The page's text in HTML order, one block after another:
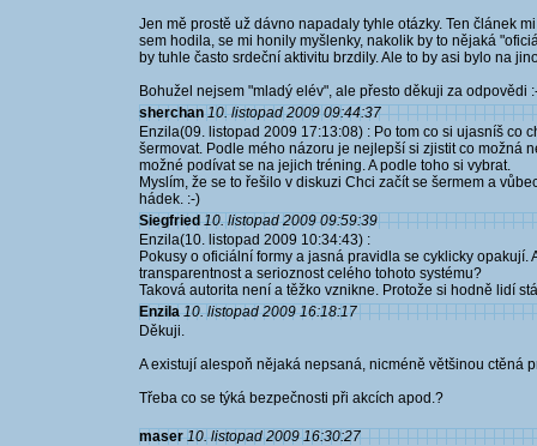
Jen mě prostě už dávno napadaly tyhle otázky. Ten článek
sem hodila, se mi honily myšlenky, nakolik by to nějaká
by tuhle často srdeční aktivitu brzdily. Ale to by asi bylo na
Bohužel nejsem "mladý elév", ale přesto děkuji za odpovědi
sherchan 10. listopad 2009 09:44:37
Enzila(09. listopad 2009 17:13:08) : Po tom co si ujasníš co
šermovat. Podle mého názoru je nejlepší si zjistit co možná
možné podívat se na jejich tréning. A podle toho si vybrat.
Myslím, že se to řešilo v diskuzi Chci začít se šermem a
hádek. :-)
Siegfried 10. listopad 2009 09:59:39
Enzila(10. listopad 2009 10:34:43) :
Pokusy o oficiální formy a jasná pravidla se cyklicky
transparentnost a serioznost celého tohoto systému?
Taková autorita není a těžko vznikne. Protože si hodně lidí
Enzila 10. listopad 2009 16:18:17
Děkuji.
A existují alespoň nějaká nepsaná, nicméně většinou ctěná
Třeba co se týká bezpečnosti při akcích apod.?
maser 10. listopad 2009 16:30:27